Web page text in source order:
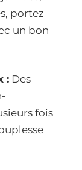
portez
un bon
: Des
fois